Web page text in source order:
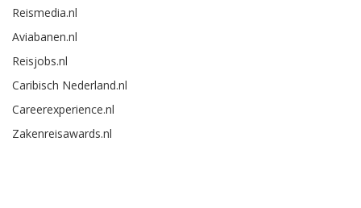
Reismedia.nl
Aviabanen.nl
Reisjobs.nl
Caribisch Nederland.nl
Careerexperience.nl
Zakenreisawards.nl